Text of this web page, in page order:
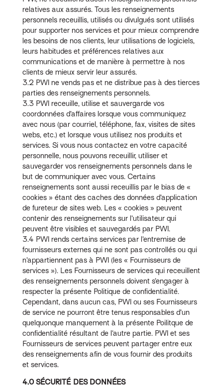
relatives aux assurés. Tous les renseignements
personnels receuillis, utilisés ou divulgués sont utilisés
pour supporter nos services et pour mieux comprendre
les besoins de nos clients, leur utilisations de logiciels,
leurs habitudes et préférences relatives aux
communications et de manière à permettre à nos
clients de mieux servir leur assurés.
3.2 PWI ne vends pas et ne distribue pas à des tierces
parties des renseignements personnels.
3.3 PWI receuille, utilise et sauvergarde vos
coordonnées d’affaires lorsque vous communiquez
avec nous (par courriel, téléphone, fax, visites de sites
webs, etc.) et lorsque vous utilisez nos produits et
services. Si vous nous contactez en votre capacité
personnelle, nous pouvons receuillir, utiliser et
sauvegarder vos renseignements personnels dans le
but de communiquer avec vous. Certains
renseignements sont aussi receuillis par le bias de «
cookies » étant des caches des données d’application
de fureteur de sites web. Les « cookies » peuvent
contenir des renseignements sur l’utilisateur qui
peuvent être visibles et sauvegardés par PWI.
3.4 PWI rends certains services par l’entremise de
fournisseurs externes qui ne sont pas controllés ou qui
n’appartiennent pas à PWI (les « Fournisseurs de
services »). Les Fournisseurs de services qui receuillent
des renseignements personnels doivent s’engager à
respecter la présente Politique de confidentialité.
Cependant, dans aucun cas, PWI ou ses Fournisseurs
de service ne pourront être tenus responsables d’un
quelquonque manquement à la présente Poilitque de
confidentialité résultant de l’autre partie. PWI et ses
Fournisseurs de services peuvent partager entre eux
des renseignements afin de vous fournir des produits
et services.
4.0 SÉCURITÉ DES DONNÉES